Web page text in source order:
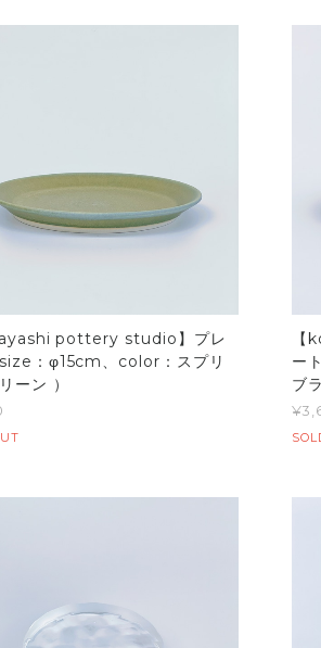
pottery studio】プレ
：φ15cm、color：スプリ
ーン ）
ー
ブ